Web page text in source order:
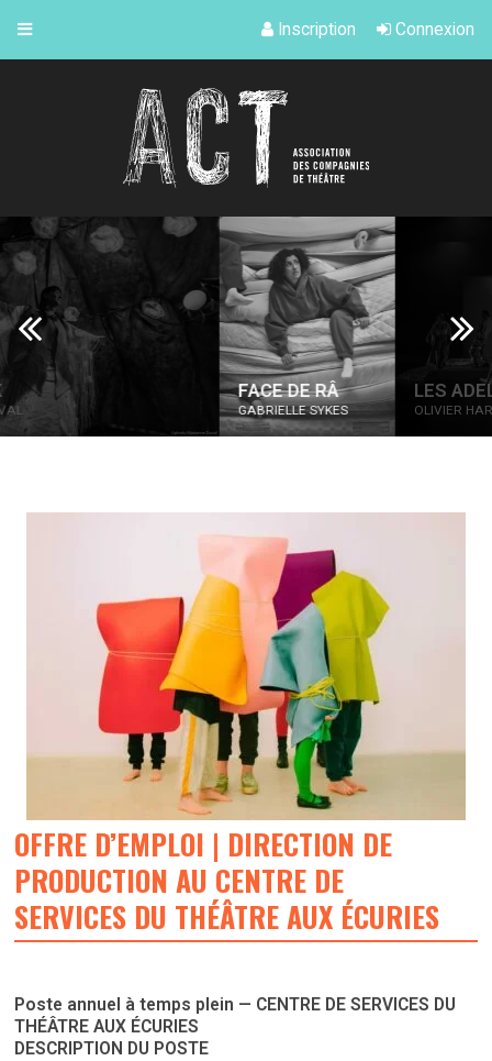
Inscription Connexion
FACE DE RÂ
GABRIELLE SYKES
LES ADELPHES
OLIVIER HARDY
OFFRE D’EMPLOI | DIRECTION DE
PRODUCTION AU CENTRE DE
SERVICES DU THÉÂTRE AUX ÉCURIES
Poste annuel à temps plein — CENTRE DE SERVICES DU
THÉÂTRE AUX ÉCURIES
DESCRIPTION DU POSTE